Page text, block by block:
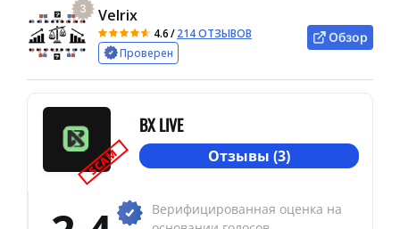
3 Velrix
4.6/214 ОТЗЫВОВ
Проверен
Обзор
SCAM
BX LIVE
Отзывы (3)
Верифицированная оценка на